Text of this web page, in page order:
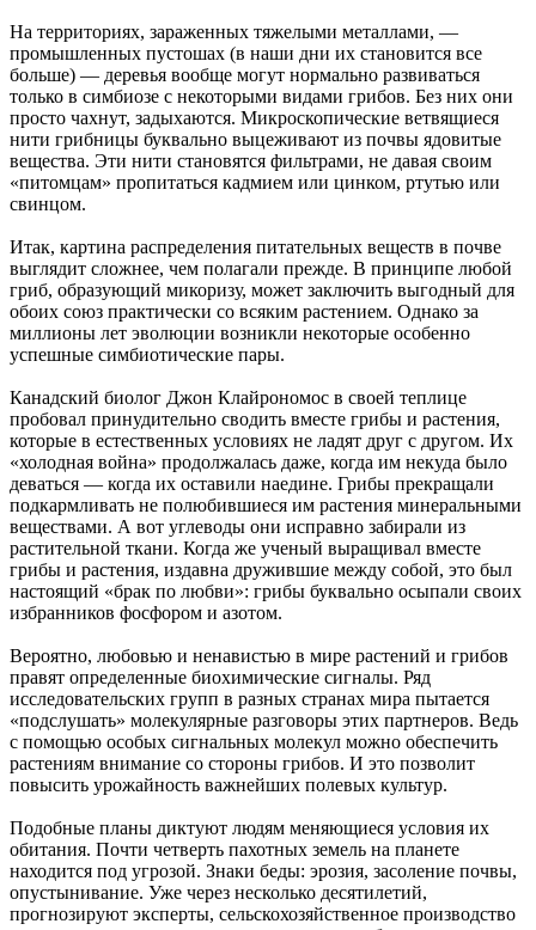
На территориях, зараженных тяжелыми металлами, —
промышленных пустошах (в наши дни их становится все
больше) — деревья вообще могут нормально развиваться
только в симбиозе с некоторыми видами грибов. Без них они
просто чахнут, задыхаются. Микроскопические ветвящиеся
нити грибницы буквально выцеживают из почвы ядовитые
вещества. Эти нити становятся фильтрами, не давая своим
«питомцам» пропитаться кадмием или цинком, ртутью или
свинцом.
Итак, картина распределения питательных веществ в почве
выглядит сложнее, чем полагали прежде. В принципе любой
гриб, образующий микоризу, может заключить выгодный для
обоих союз практически со всяким растением. Однако за
миллионы лет эволюции возникли некоторые особенно
успешные симбиотические пары.
Канадский биолог Джон Клайрономос в своей теплице
пробовал принудительно сводить вместе грибы и растения,
которые в естественных условиях не ладят друг с другом. Их
«холодная война» продолжалась даже, когда им некуда было
деваться — когда их оставили наедине. Грибы прекращали
подкармливать не полюбившиеся им растения минеральными
веществами. А вот углеводы они исправно забирали из
растительной ткани. Когда же ученый выращивал вместе
грибы и растения, издавна дружившие между собой, это был
настоящий «брак по любви»: грибы буквально осыпали своих
избранников фосфором и азотом.
Вероятно, любовью и ненавистью в мире растений и грибов
правят определенные биохимические сигналы. Ряд
исследовательских групп в разных странах мира пытается
«подслушать» молекулярные разговоры этих партнеров. Ведь
с помощью особых сигнальных молекул можно обеспечить
растениям внимание со стороны грибов. И это позволит
повысить урожайность важнейших полевых культур.
Подобные планы диктуют людям меняющиеся условия их
обитания. Почти четверть пахотных земель на планете
находится под угрозой. Знаки беды: эрозия, засоление почвы,
опустынивание. Уже через несколько десятилетий,
прогнозируют эксперты, сельскохозяйственное производство